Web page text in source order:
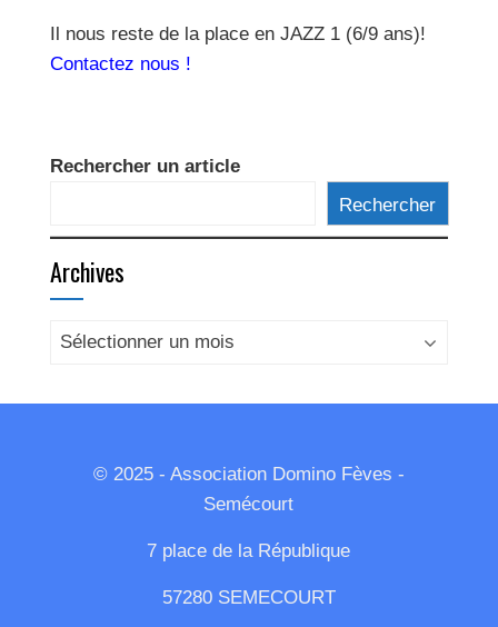
Il nous reste de la place en JAZZ 1 (6/9 ans)!
Contactez nous !
Rechercher un article
Rechercher
Archives
Archives
© 2025 - Association Domino Fèves -
Semécourt
7 place de la République
57280 SEMECOURT